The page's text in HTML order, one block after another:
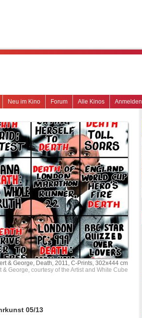
Anmelden
Alle Kinos
Forum
Neu im Kino
& George, Death, 2011, C-Prints, 302x444 cm
& George, courtesy of the Artist and White Cube
05/13